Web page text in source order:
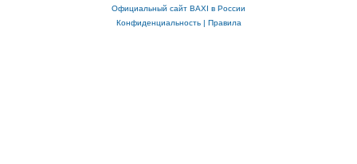
Официальный сайт BAXI в России
Конфиденциальность| Правила